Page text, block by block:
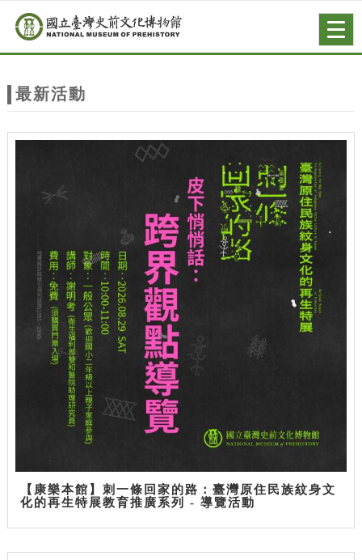
站
主
跳到主要內容
網站導覽
最新活動
【康樂本館】刺一條回家的路：臺灣原住民族紋身文
化的再生特展教育推廣系列 - 導覽活動